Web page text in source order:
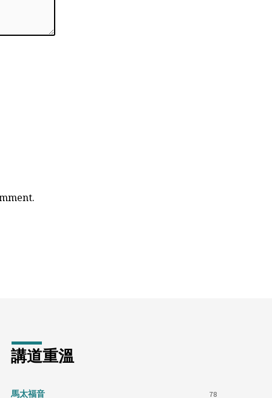
講道重溫
馬太福音 78